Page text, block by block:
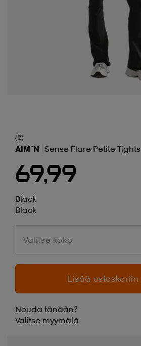
(2)
AIM´N Sense Flare Petite Tights
69,99
Black
Black
Valitse koko
Valitse koko
Lisää ostoskoriin
Nouda tänään?
Valitse myymälä